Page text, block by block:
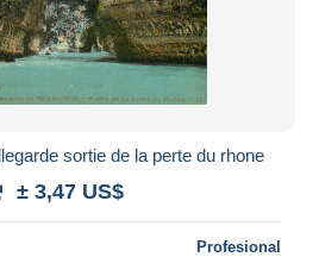
sortie de la perte du rhone
± 3,47 US$
Profesional